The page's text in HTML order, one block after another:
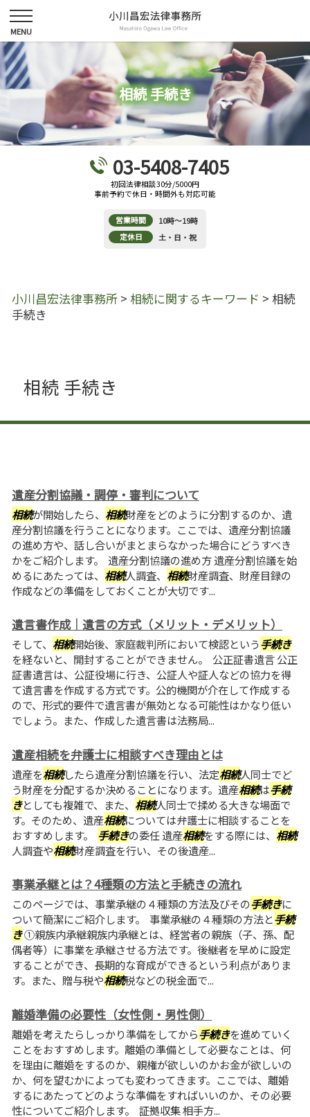
相続 手続き
03-5408-7405
初回法律相談30分/5000円
事前予約で休日・時間外も対応可能
営業時間
10時～19時
定休日
土・日・祝
小川昌宏法律事務所 > 相続に関するキーワード > 相続
手続き
相続 手続き
遺産分割協議・調停・審判について
相続が開始したら、 相続財産をどのように分割するのか、遺
産分割協議を行うことになります。ここでは、遺産分割協議
の進め方や、話し合いがまとまらなかった場合にどうすべき
かをご紹介します。 遺産分割協議の進め方 遺産分割協議を始
めるにあたっては、 相続人調査、 相続財産調査、財産目録の
作成などの準備をしておくことが大切です...
遺言書作成｜遺言の方式（メリット・デメリット）
そして、 相続開始後、家庭裁判所において検認という手続き
を経ないと、開封することができません。 公正証書遺言 公正
証書遺言は、公証役場に行き、公証人や証人などの協力を得
て遺言書を作成する方式です。公的機関が介在して作成する
ので、形式的要件で遺言書が無効となる可能性はかなり低い
でしょう。また、作成した遺言書は法務局...
遺産相続を弁護士に相談すべき理由とは
遺産を相続したら遺産分割協議を行い、法定相続人同士でど
う財産を分配するか決めることになります。遺産相続は手続
きとしても複雑で、また、 相続人同士で揉める大きな場面で
す。そのため、遺産相続については弁護士に相談することを
おすすめします。 手続きの委任 遺産相続をする際には、 相続
人調査や相続財産調査を行い、その後遺産...
事業承継とは？4種類の方法と手続きの流れ
このページでは、事業承継の４種類の方法及びその手続きに
ついて簡潔にご紹介します。 事業承継の４種類の方法と手続
き①親族内承継親族内承継とは、経営者の親族（子、孫、配
偶者等）に事業を承継させる方法です。後継者を早めに設定
することができ、長期的な育成ができるという利点がありま
す。また、贈与税や相続税などの税金面で...
離婚準備の必要性（女性側・男性側）
離婚を考えたらしっかり準備をしてから手続きを進めていく
ことをおすすめします。離婚の準備として必要なことは、何
を理由に離婚をするのか、親権が欲しいのかお金が欲しいの
か、何を望むかによっても変わってきます。ここでは、離婚
するにあたってどのような準備をすればいいのか、その必要
性についてご紹介します。 証拠収集 相手方...